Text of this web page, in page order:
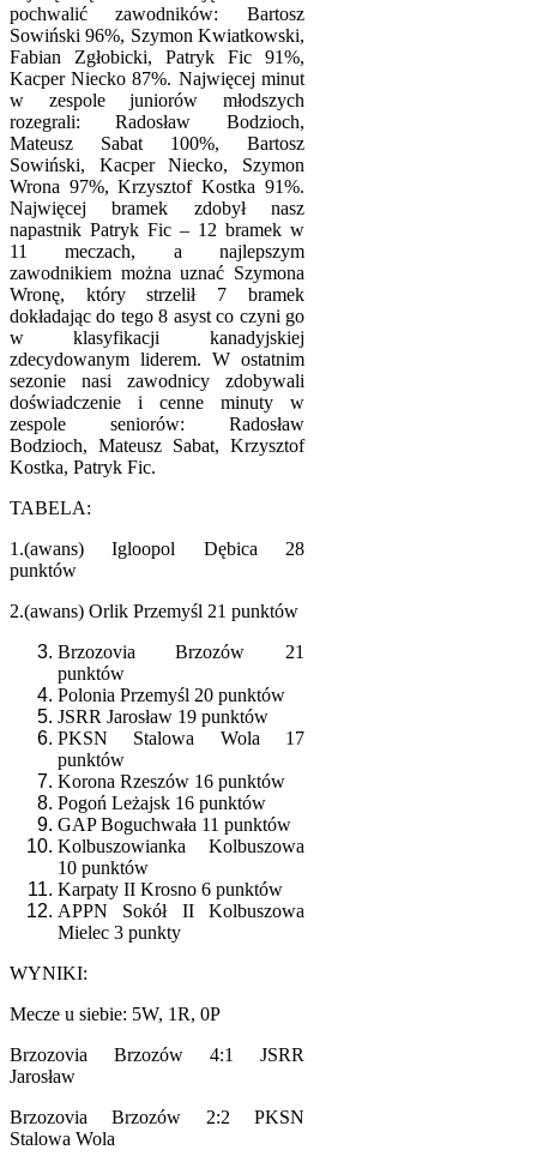
pochwalić zawodników: Bartosz
Sowiński 96%, Szymon Kwiatkowski,
Fabian Zgłobicki, Patryk Fic 91%,
Kacper Niecko 87%. Najwięcej minut
w zespole juniorów młodszych
rozegrali: Radosław Bodzioch,
Mateusz Sabat 100%, Bartosz
Sowiński, Kacper Niecko, Szymon
Wrona 97%, Krzysztof Kostka 91%.
Najwięcej bramek zdobył nasz
napastnik Patryk Fic – 12 bramek w
11 meczach, a najlepszym
zawodnikiem można uznać Szymona
Wronę, który strzelił 7 bramek
dokładając do tego 8 asyst co czyni go
w klasyfikacji kanadyjskiej
zdecydowanym liderem. W ostatnim
sezonie nasi zawodnicy zdobywali
doświadczenie i cenne minuty w
zespole seniorów: Radosław
Bodzioch, Mateusz Sabat, Krzysztof
Kostka, Patryk Fic.
TABELA:
1.(awans) Igloopol Dębica 28
punktów
2.(awans) Orlik Przemyśl 21 punktów
Brzozovia Brzozów 21
punktów
Polonia Przemyśl 20 punktów
JSRR Jarosław 19 punktów
PKSN Stalowa Wola 17
punktów
Korona Rzeszów 16 punktów
Pogoń Leżajsk 16 punktów
GAP Boguchwała 11 punktów
Kolbuszowianka Kolbuszowa
10 punktów
Karpaty II Krosno 6 punktów
APPN Sokół II Kolbuszowa
Mielec 3 punkty
WYNIKI:
Mecze u siebie: 5W, 1R, 0P
Brzozovia Brzozów 4:1 JSRR
Jarosław
Brzozovia Brzozów 2:2 PKSN
Stalowa Wola